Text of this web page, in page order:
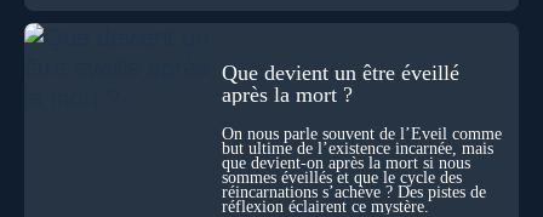
Que devient un être éveillé
après la mort ?
On nous parle souvent de l’Éveil comme
but ultime de l’existence incarnée, mais
que devient-on après la mort si nous
sommes éveillés et que le cycle des
réincarnations s’achève ? Des pistes de
réflexion éclairent ce mystère.